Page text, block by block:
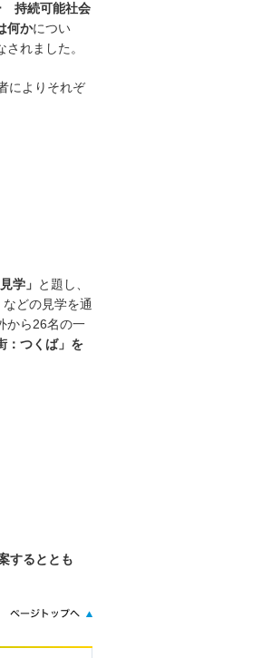
持続可能社会
何かについ
れました。
によりそれぞ
学」 と題し、
どの見学を通
から26名の一
：つくば」を
するととも